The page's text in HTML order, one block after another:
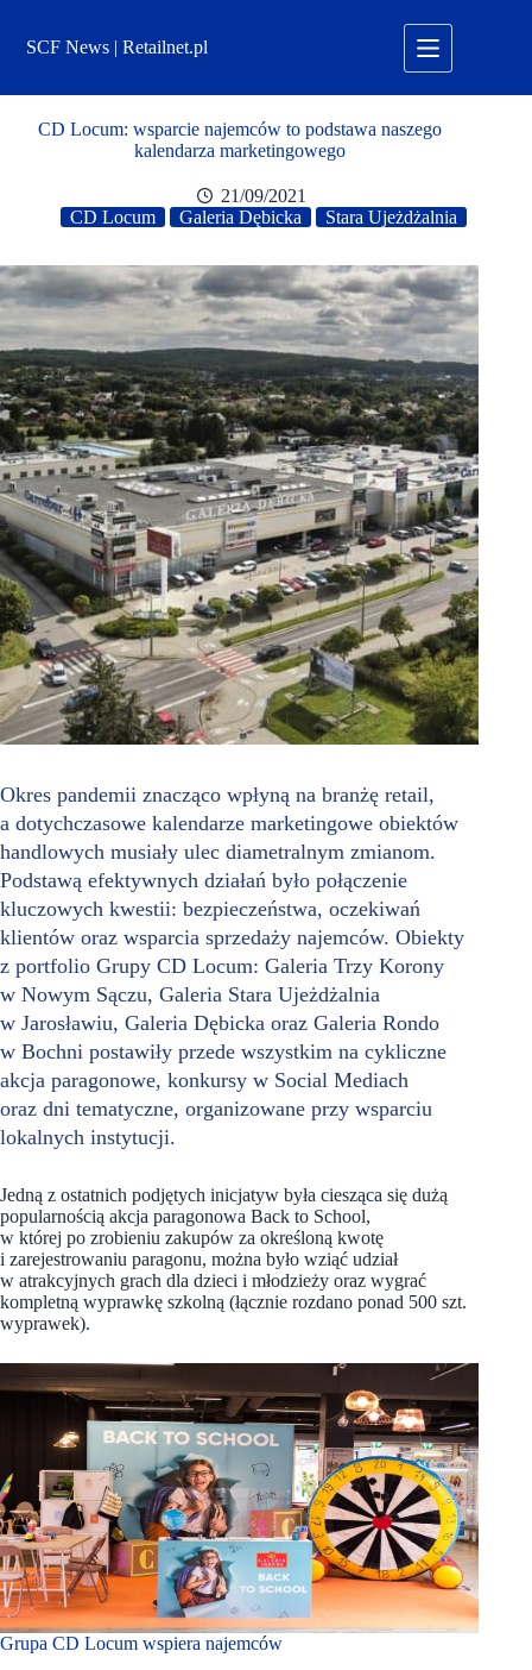
treściSCF News | Retailnet.pl
CD Locum: wsparcie najemców to podstawa naszego
kalendarza marketingowego
21/09/2021
CD Locum
Galeria Dębicka Stara Ujeżdżalnia
Okres pandemii znacząco wpłyną na branżę retail,
a dotychczasowe kalendarze marketingowe obiektów
handlowych musiały ulec diametralnym zmianom.
Podstawą efektywnych działań było połączenie
kluczowych kwestii: bezpieczeństwa, oczekiwań
klientów oraz wsparcia sprzedaży najemców. Obiekty
z portfolio Grupy CD Locum: Galeria Trzy Korony
w Nowym Sączu, Galeria Stara Ujeżdżalnia
w Jarosławiu, Galeria Dębicka oraz Galeria Rondo
w Bochni postawiły przede wszystkim na cykliczne
akcja paragonowe, konkursy w Social Mediach
oraz dni tematyczne, organizowane przy wsparciu
lokalnych instytucji.
Jedną z ostatnich podjętych inicjatyw była ciesząca się dużą
popularnością akcja paragonowa Back to School,
w której po zrobieniu zakupów za określoną kwotę
i zarejestrowaniu paragonu, można było wziąć udział
w atrakcyjnych grach dla dzieci i młodzieży oraz wygrać
kompletną wyprawkę szkolną (łącznie rozdano ponad 500 szt.
wyprawek).
Grupa CD Locum wspiera najemców